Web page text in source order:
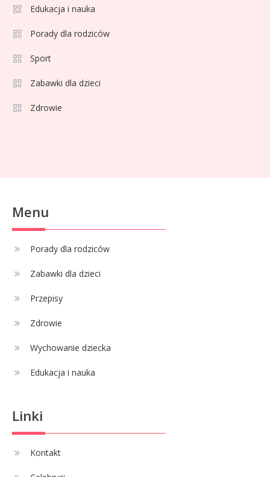
6
popularna influencerka?
1
dla dziecka z hamulcem?
3
Edukacja i nauka
Porady dla rodziców
Sport
Zabawki dla dzieci
Zdrowie
Menu
Porady dla rodziców
Zabawki dla dzieci
Przepisy
Zdrowie
Wychowanie dziecka
Edukacja i nauka
Linki
Kontakt